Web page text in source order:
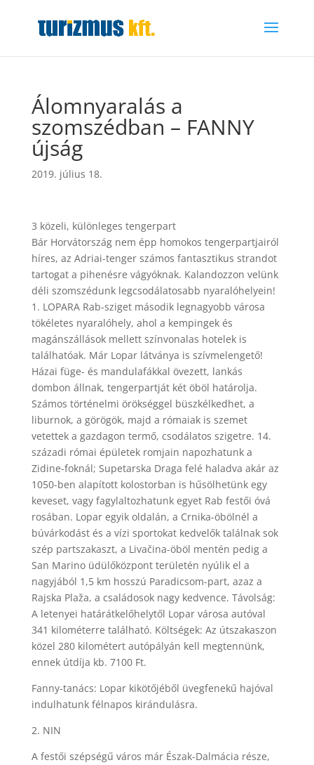
Álomnyaralás a
szomszédban – FANNY
újság
2019. július 18.
3 közeli, különleges tengerpart
Bár Horvátországnem épp homokos tengerpartjairól
híres, az Adriai-tenger számos fantasztikus strandot
tartogat a pihenésre vágyóknak. Kalandozzon velünk
déli szomszédunk legcsodálatosabb nyaralóhelyein!
1. LOPARA Rab-sziget második legnagyobb városa
tökéletes nyaralóhely, ahol a kempingek és
magánszállások mellett színvonalas hotelek is
találhatóak. Már Lopar látványa is szívmelengető!
Házai füge- és mandulafákkal övezett, lankás
dombon állnak, tengerpartját két öböl határolja.
Számos történelmi örökséggel büszkélkedhet, a
liburnok, a görögök, majd a rómaiak is szemet
vetettek a gazdagon termő, csodálatos szigetre. 14.
századi római épületek romjain napozhatunk a
Zidine-foknál; Supetarska Draga felé haladva akár az
1050-ben alapított kolostorban is hűsölhetünk egy
keveset, vagy fagylaltozhatunk egyet Rab festői óvá
rosában. Lopar egyik oldalán, a Crnika-öbölnél a
búvárkodást és a vízi sportokat kedvelők találnak sok
szép partszakaszt, a Livačina-öböl mentén pedig a
San Marino üdülőközpont területén nyúlik el a
nagyjából 1,5 km hosszú Paradicsom-part, azaz a
Rajska Plaža, a családosok nagy kedvence. Távolság:
A letenyei határátkelőhelytől Lopar városa autóval
341 kilométerre található. Költségek: Az útszakaszon
közel 280 kilométert autópályán kell megtennünk,
ennek útdíja kb. 7100 Ft.
Fanny-tanács: Lopar kikötőjéből üvegfenekű hajóval
indulhatunk félnapos kirándulásra.
2. NIN
A festői szépségű város már Észak-Dalmácia része,